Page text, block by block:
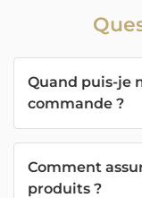
Quand puis-je
commande ?
Comment
produits ?